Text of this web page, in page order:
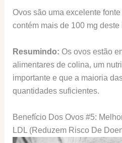
Ovos são uma excelente
contém mais de 100 mg
Resumindo: Os ovos estão
alimentares de colina, um
importante e que a maioria
quantidades suficientes.
Benefício Dos Ovos #5:
LDL (Reduzem Risco De